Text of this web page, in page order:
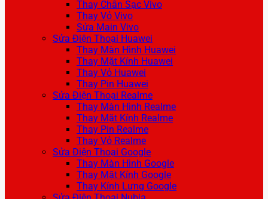
Thay Chân Sạc Vivo
Thay Vỏ Vivo
Sửa Main Vivo
Sửa Điện Thoại Huawei
Thay Màn Hình Huawei
Thay Mặt Kính Huawei
Thay Vỏ Huawei
Thay Pin Huawei
Sửa Điện Thoại Realme
Thay Màn Hình Realme
Thay Mặt Kính Realme
Thay Pin Realme
Thay Vỏ Realme
Sửa Điện Thoại Google
Thay Màn Hình Google
Thay Mặt Kính Google
Thay Kính Lưng Google